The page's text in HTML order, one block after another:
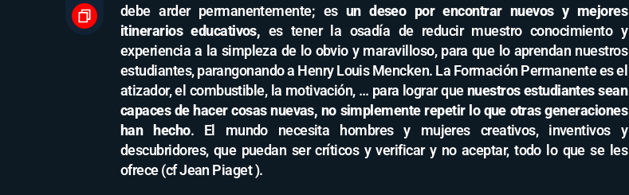
debe arder permanentemente; es undeseo por encontrar nuevos y mejores
itinerarios educativos, es tener la osadía de reducir muestro conocimiento y
experiencia a la simpleza de lo obvio y maravilloso, para que lo aprendan nuestros
estudiantes, parangonando a Henry Louis Mencken. La Formación Permanente es el
atizador, el combustible, la motivación, … para lograr quenuestros estudiantes sean
capaces de hacer cosas nuevas, no simplemente repetir lo que otras generaciones
han hecho. El mundo necesita hombres y mujeres creativos, inventivos y
descubridores, que puedan ser críticos y verificar y no aceptar, todo lo que se les
ofrece (cf Jean Piaget ).